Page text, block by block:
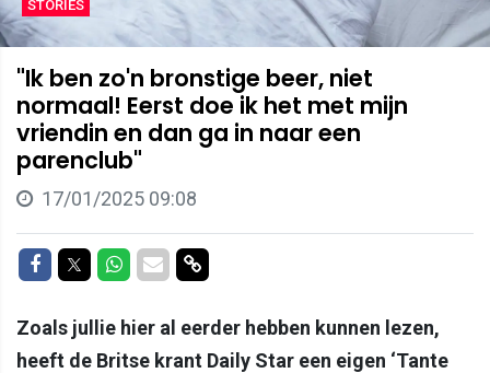
STORIES
"Ik ben zo'n bronstige beer, niet
normaal! Eerst doe ik het met mijn
vriendin en dan ga in naar een
parenclub"
17/01/2025 09:08
Delen op Facebook
Delen op Twitter
Delen op Whatsapp
Delen via Mail
Delen via link
Zoals jullie hier al eerder hebben kunnen lezen,
heeft de Britse krant Daily Star een eigen ‘Tante